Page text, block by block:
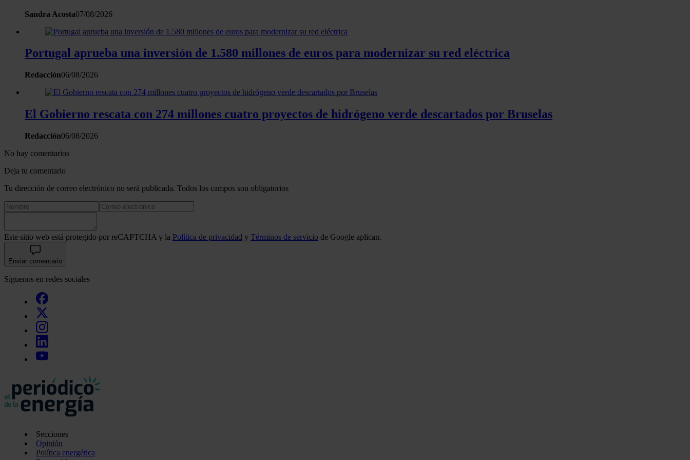
Sandra Acosta07/08/2026
Portugal aprueba una inversión de 1.580 millones de euros para modernizar su red eléctrica
Redacción06/08/2026
El Gobierno rescata con 274 millones cuatro proyectos de hidrógeno verde descartados por Bruselas
Redacción06/08/2026
No hay comentarios
Deja tu comentario
Tu dirección de correo electrónico no será publicada. Todos los campos son obligatorios
Este sitio web está protegido por reCAPTCHA y la Política de privacidad y Términos de servicio de Google aplican.
Enviar comentario
Síguenos en redes sociales
Secciones
Opinión
Política energética